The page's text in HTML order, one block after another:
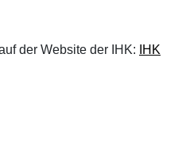
der Website der IHK:
IHK